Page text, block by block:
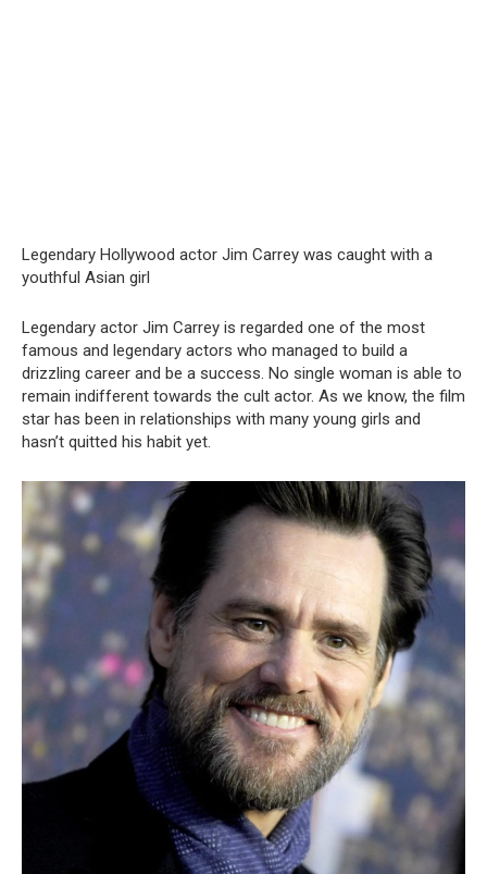
Legendary Hollywood actor Jim Carrey was caught with a
youthful Asian girl
Legendary actor Jim Carrey is regarded one of the most
famous and legendary actors who managed to build a
drizzling career and be a success. No single woman is able to
remain indifferent towards the cult actor. As we know, the film
star has been in relationships with many young girls and
hasn’t quitted his habit yet.